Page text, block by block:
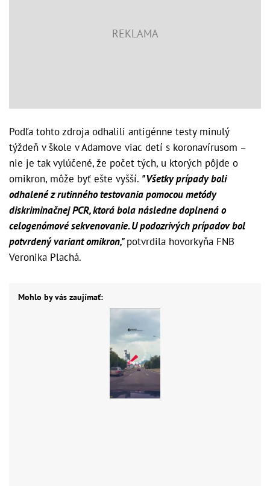
Podľa tohto zdroja odhalili antigénne testy minulý
týždeň v škole v Adamove viac detí s koronavírusom –
nie je tak vylúčené, že počet tých, u ktorých pôjde o
omikron, môže byť ešte vyšší. "Všetky prípady boli
odhalené z rutinného testovania pomocou metódy
diskriminačnej PCR, ktorá bola následne doplnená o
celogenómové sekvenovanie. U podozrivých prípadov bol
potvrdený variant omikron,"potvrdila hovorkyňa FNB
Veronika Plachá.
Mohlo by vás zaujímať: